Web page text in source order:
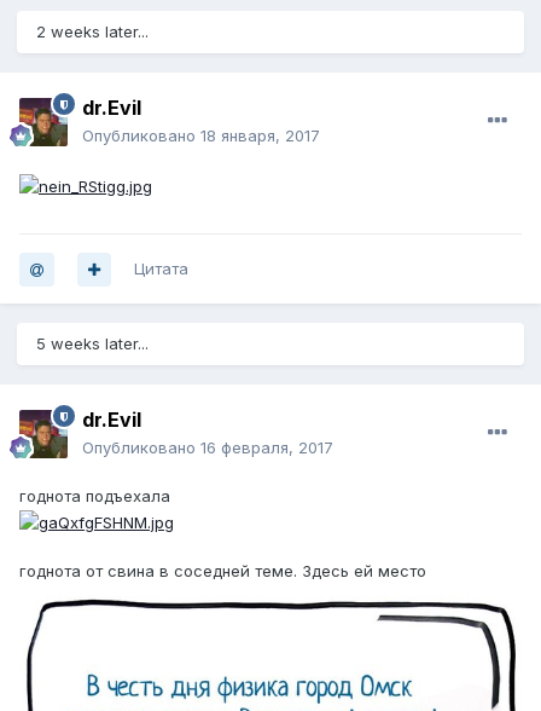
2 weeks later...
dr.Evil
Опубликовано 18 января, 2017
Цитата
5 weeks later...
dr.Evil
Опубликовано 16 февраля, 2017
годнота подъехала
годнота от свина в соседней теме. Здесь ей место